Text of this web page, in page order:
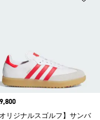
オリジナルスゴルフ】サンバ